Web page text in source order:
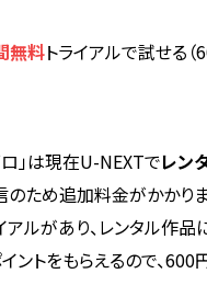
無料トライアルで試せる（
ロ」は現在U-NEXTでレン
のため追加料金がかかりま
アルがあり、レンタル作品
ントをもらえるので、